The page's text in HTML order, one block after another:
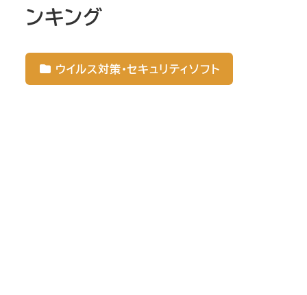
ンキング
ウイルス対策・セキュリティソフト